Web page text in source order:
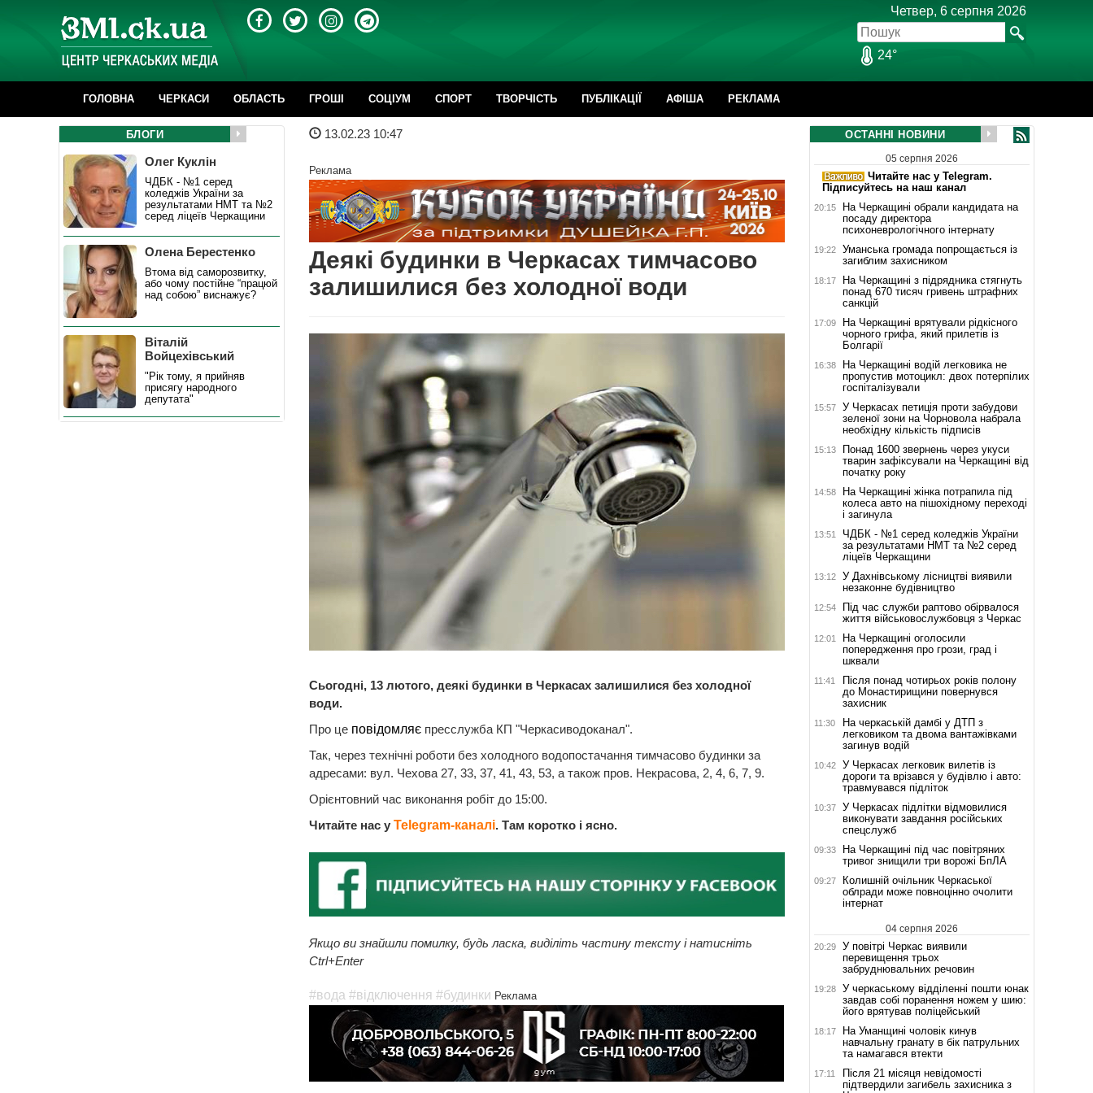
Четвер, 6 серпня 2026
24°
ГОЛОВНА ЧЕРКАСИ ОБЛАСТЬ ГРОШІ CОЦІУМ СПОРТ ТВОРЧІСТЬ ПУБЛІКАЦІЇ АФІША РЕКЛАМА
13.02.23 10:47
Реклама
Деякі будинки в Черкасах тимчасово
залишилися без холодної води
Сьогодні, 13 лютого, деякі будинки в Черкасах залишилися без холодної
води.
Про це повідомляєпресслужба КП "Черкасиводоканал".
Так, через технічні роботи без холодного водопостачання тимчасово будинки за
адресами: вул. Чехова 27, 33, 37, 41, 43, 53, а також пров. Некрасова, 2, 4, 6, 7, 9.
Орієнтовний час виконання робіт до 15:00.
Читайте нас у Telegram-каналі. Там коротко і ясно.
Якщо ви знайшли помилку, будь ласка, виділіть частину тексту і натисніть
Ctrl+Enter
#вода #відключення #будинки Реклама
БЛОГИ
Олег Куклін
ЧДБК - №1 серед
коледжів України за
результатами НМТ та №2
серед ліцеїв Черкащини
Олена Берестенко
Втома від саморозвитку,
або чому постійне “працюй
над собою” виснажує?
Віталій
Войцехівський
"Рік тому, я прийняв
присягу народного
депутата"
ОСТАННІ НОВИНИ
05 серпня 2026
Читайте нас у Telegram.
Підписуйтесь на наш канал
20:15
На Черкащині обрали кандидата на
посаду директора
психоневрологічного інтернату
19:22
Уманська громада попрощається із
загиблим захисником
18:17
На Черкащині з підрядника стягнуть
понад 670 тисяч гривень штрафних
санкцій
17:09
На Черкащині врятували рідкісного
чорного грифа, який прилетів із
Болгарії
16:38
На Черкащині водій легковика не
пропустив мотоцикл: двох потерпілих
госпіталізували
15:57
У Черкасах петиція проти забудови
зеленої зони на Чорновола набрала
необхідну кількість підписів
15:13
Понад 1600 звернень через укуси
тварин зафіксували на Черкащині від
початку року
14:58
На Черкащині жінка потрапила під
колеса авто на пішохідному переході
і загинула
13:51
ЧДБК - №1 серед коледжів України
за результатами НМТ та №2 серед
ліцеїв Черкащини
13:12
У Дахнівському лісництві виявили
незаконне будівництво
12:54
Під час служби раптово обірвалося
життя військовослужбовця з Черкас
12:01
На Черкащині оголосили
попередження про грози, град і
шквали
11:41
Після понад чотирьох років полону
до Монастирищини повернувся
захисник
11:30
На черкаській дамбі у ДТП з
легковиком та двома вантажівками
загинув водій
10:42
У Черкасах легковик вилетів із
дороги та врізався у будівлю і авто:
травмувався підліток
10:37
У Черкасах підлітки відмовилися
виконувати завдання російських
спецслужб
09:33
На Черкащині під час повітряних
тривог знищили три ворожі БпЛА
09:27
Колишній очільник Черкаської
облради може повноцінно очолити
інтернат
04 серпня 2026
20:29
У повітрі Черкас виявили
перевищення трьох
забруднювальних речовин
19:28
У черкаському відділенні пошти юнак
завдав собі поранення ножем у шию:
його врятував поліцейський
18:17
На Уманщині чоловік кинув
навчальну гранату в бік патрульних
та намагався втекти
17:11
Після 21 місяця невідомості
підтвердили загибель захисника з